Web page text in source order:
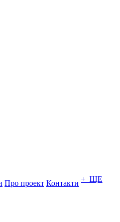
Про проект Контакти + ЩЕ